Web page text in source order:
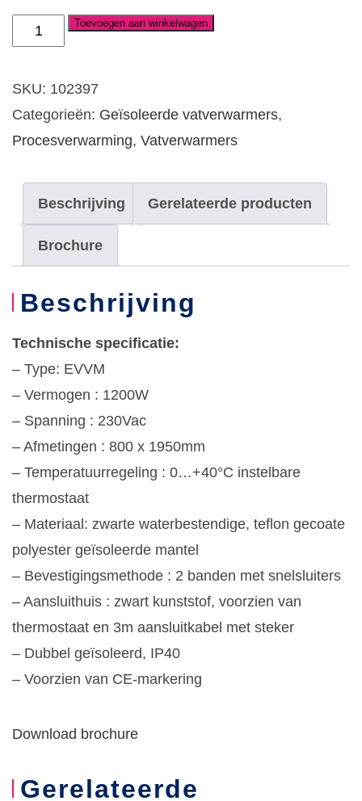
Vatverwarmer
aantal
Toevoegen aan winkelwagen
SKU: 102397
Categorieën: Geïsoleerde vatverwarmers,
Procesverwarming, Vatverwarmers
Beschrijving Gerelateerde producten
Brochure
Beschrijving
Technische specificatie:
– Type: EVVM
– Vermogen : 1200W
– Spanning : 230Vac
– Afmetingen : 800 x 1950mm
– Temperatuurregeling : 0…+40°C instelbare
thermostaat
– Materiaal: zwarte waterbestendige, teflon gecoate
polyester geïsoleerde mantel
– Bevestigingsmethode : 2 banden met snelsluiters
– Aansluithuis : zwart kunststof, voorzien van
thermostaat en 3m aansluitkabel met steker
– Dubbel geïsoleerd, IP40
– Voorzien van CE-markering
Download brochure
Gerelateerde